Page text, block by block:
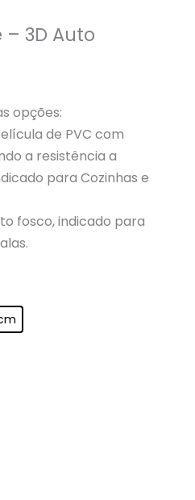
– 3D Auto
opções:
de PVC com
a resistência a
para Cozinhas e
fosco, indicado para